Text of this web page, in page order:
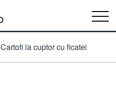
Cartofi la cuptor cu ficatei